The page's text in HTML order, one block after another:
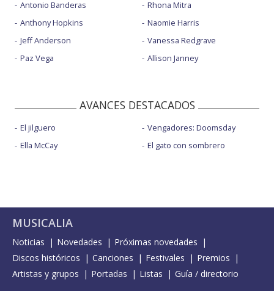
Antonio Banderas
Anthony Hopkins
Jeff Anderson
Paz Vega
Rhona Mitra
Naomie Harris
Vanessa Redgrave
Allison Janney
AVANCES DESTACADOS
El jilguero
Ella McCay
Vengadores: Doomsday
El gato con sombrero
MUSICALIA
Noticias Novedades
Próximas novedades
Discos históricos
Canciones Festivales
Premios
Artistas y grupos
Portadas Listas Guía / directorio